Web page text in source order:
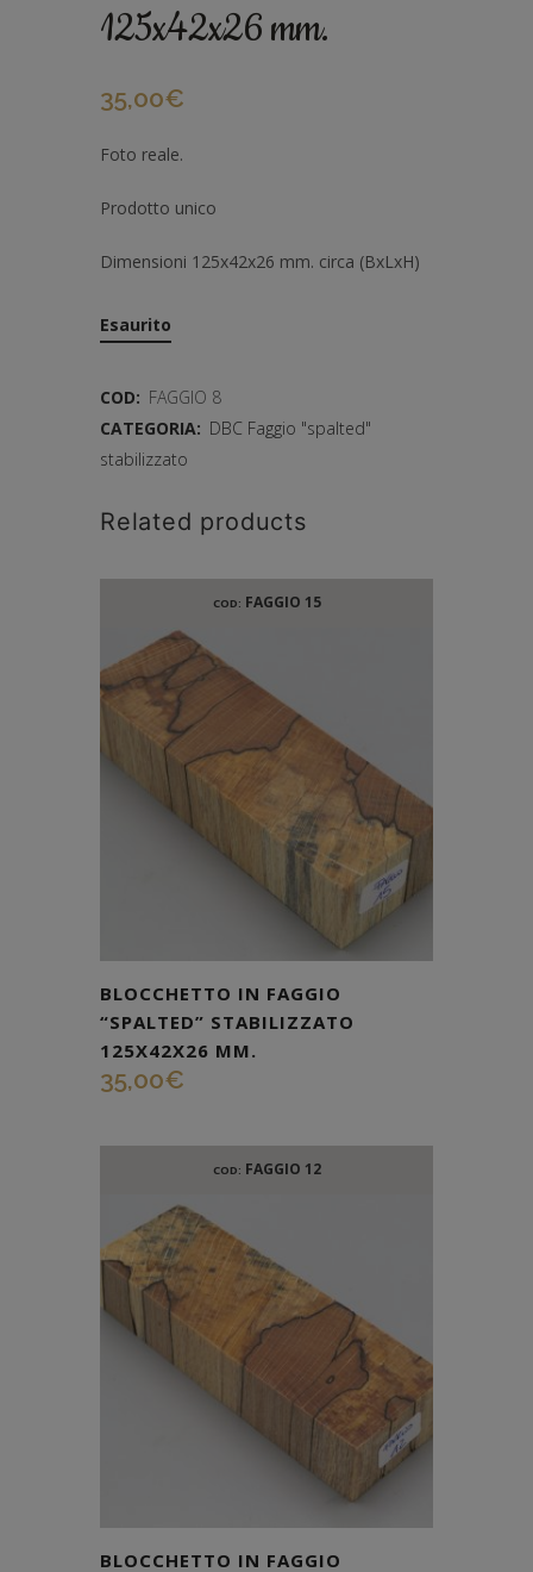
125x42x26 mm.
35,00€
Foto reale.
Prodotto unico
Dimensioni 125x42x26 mm. circa (BxLxH)
Esaurito
COD: FAGGIO 8
CATEGORIA: DBC Faggio "spalted"
stabilizzato
Related products
COD: FAGGIO 15
BLOCCHETTO IN FAGGIO
“SPALTED” STABILIZZATO
125X42X26 MM.
35,00€
COD: FAGGIO 12
BLOCCHETTO IN FAGGIO